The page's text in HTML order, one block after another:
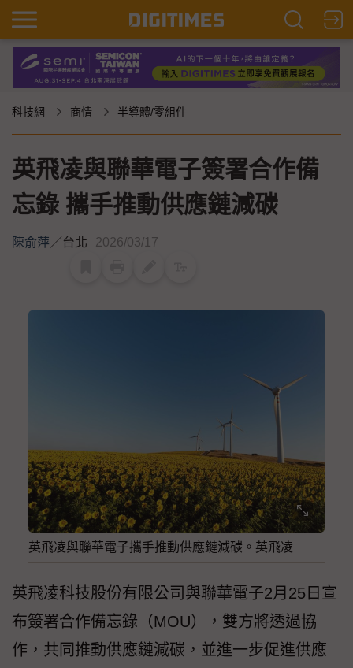
科技網 商情 半導體/零組件
英飛凌與聯華電子簽署合作備
忘錄 攜手推動供應鏈減碳
陳俞萍 ／台北 2026/03/17
英飛凌與聯華電子攜手推動供應鏈減碳。英飛凌
英飛凌科技股份有限公司與聯華電子2月25日宣
布簽署合作備忘錄（MOU），雙方將透過協
作，共同推動供應鏈減碳，並進一步促進供應